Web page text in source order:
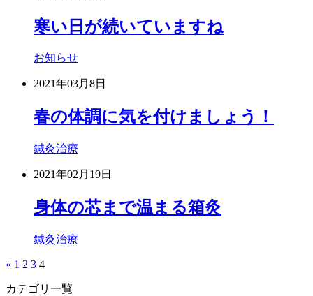
寒い日が続いていますね
お知らせ
2021年03月8日
春の体調に気を付けましょう！
鍼灸治療
2021年02月19日
身体の芯まで温まる箱灸
鍼灸治療
« 1 2 3 4
カテゴリ一覧